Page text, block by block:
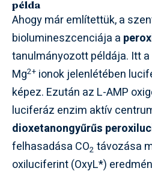
példa
Ahogy már említettük, a
biolumineszcenciája a
tanulmányozott példája. Itt
Mg2+ ionok jelenlétében
képez. Ezután az L-AMP
luciferáz enzim aktív
dioxetanongyűrűs
felhasadása CO2 távozása
oxiluciferint (OxyL*)